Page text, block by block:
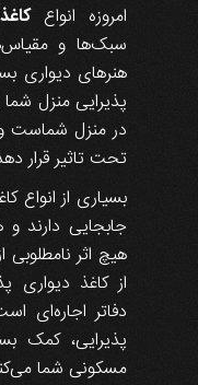
امروزه انواع
سبک‌ها و
هنرهای دیواری
پذیرایی منزل
در منزل شماست و
تحت تاثیر قرار
بسیاری از انواع
جابجایی دارند
هیچ اثر
از کاغذ دیواری
دفاتر اجاره‌ای
پذیرایی، کمک
مسکونی شما